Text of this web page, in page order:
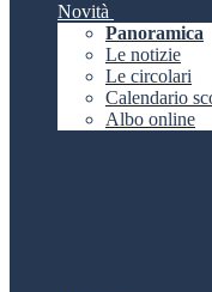
Novità
Panoramica
Le notizie
Le circolari
Calendario
Albo online